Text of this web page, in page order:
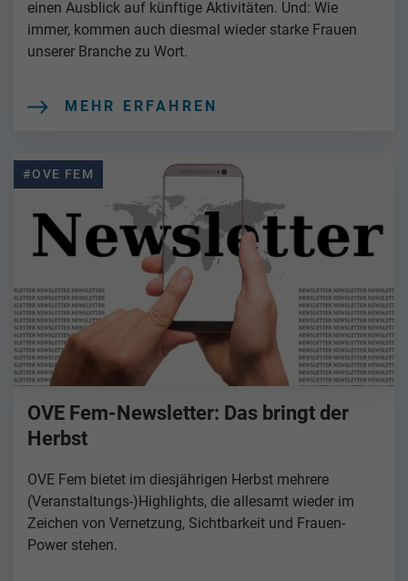
einen Ausblick auf künftige Aktivitäten. Und: Wie
immer, kommen auch diesmal wieder starke Frauen
unserer Branche zu Wort.
MEHR ERFAHREN
#OVE FEM
OVE Fem-Newsletter: Das bringt der
Herbst
OVE Fem bietet im diesjährigen Herbst mehrere
(Veranstaltungs-)Highlights, die allesamt wieder im
Zeichen von Vernetzung, Sichtbarkeit und Frauen-
Power stehen.